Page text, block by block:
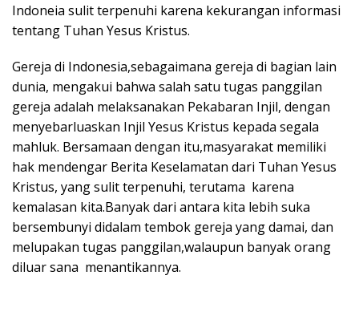
Indoneia sulit terpenuhi karena kekurangan informasi
tentang Tuhan Yesus Kristus.
Gereja di Indonesia,sebagaimana gereja di bagian lain
dunia, mengakui bahwa salah satu tugas panggilan
gereja adalah melaksanakan Pekabaran Injil, dengan
menyebarluaskan Injil Yesus Kristus kepada segala
mahluk. Bersamaan dengan itu,masyarakat memiliki
hak mendengar Berita Keselamatan dari Tuhan Yesus
Kristus, yang sulit terpenuhi, terutama karena
kemalasan kita.Banyak dari antara kita lebih suka
bersembunyi didalam tembok gereja yang damai, dan
melupakan tugas panggilan,walaupun banyak orang
diluar sana menantikannya.